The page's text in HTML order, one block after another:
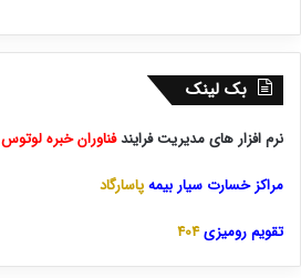
بک لینک
نرم افزار های مدیریت فرایندفناوران خبره لوتوس
مراکز خسارت سیار بیمهپاسارگاد
تقویم رومیزی404